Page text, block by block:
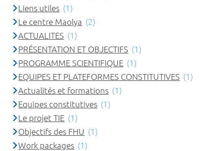
Liens utiles (1)
Le centre Maolya (2)
ACTUALITES (1)
PRÉSENTATION ET OBJECTIFS (1)
PROGRAMME SCIENTIFIQUE (1)
EQUIPES ET PLATEFORMES CONSTITUTIVES (1)
Actualités et formations (1)
Equipes constitutives (1)
Le projet TIE (1)
Objectifs des FHU (1)
Work packages (1)